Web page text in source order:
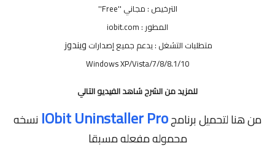
الترخيص : مجاني ''Free''
المطور : iobit.com
متطلبات التشغل : يدعم جميع إصدارات ويندوز
Windows XP/Vista/7/8/8.1/10
للمزيد من الشرح شاهد الفيديو التالي
من هنا لتحميل برنامجIObit Uninstaller Pro نسخه
محموله مفعله مسبقا